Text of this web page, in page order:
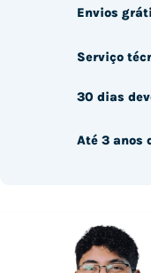
Envios
Serviço
30 dias
Até 3 anos